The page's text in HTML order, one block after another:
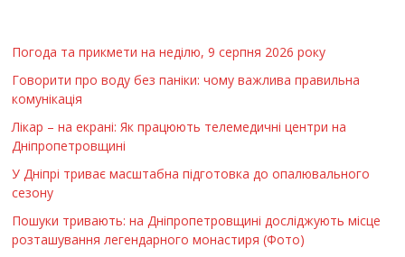
Погода та прикмети на неділю, 9 серпня 2026 року
Говорити про воду без паніки: чому важлива правильна
комунікація
Лікар – на екрані: Як працюють телемедичні центри на
Дніпропетровщині
У Дніпрі триває масштабна підготовка до опалювального
сезону
Пошуки тривають: на Дніпропетровщині досліджують місце
розташування легендарного монастиря (Фото)